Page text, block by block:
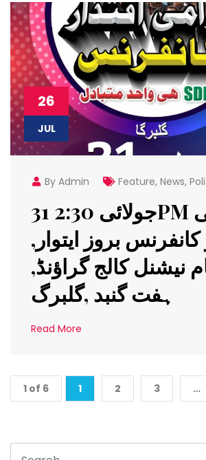
26
JUL
By Admin Feature, News,
31 جولائی 2:30PM عوامی
کانفرنس بروز ایتوار,
نیشنل کالج گراؤنڈ,
ہفت گنبد ,گلبرگ
Read More
1 of 6 1 2 3 …